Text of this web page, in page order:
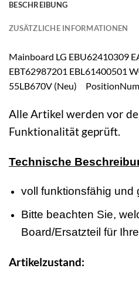
BESCHREIBUNG
ZUSÄTZLICHE INFORMATIONEN
Mainboard LG EBU62410309
EBT62987201 EBL61400501
55LB670V (Neu)
Alle Artikel werden vor
Funktionalität geprüft.
Technische
voll funktionsfähig und
Bitte beachten Sie,
Board/Ersatzteil für
Artikelzustand: